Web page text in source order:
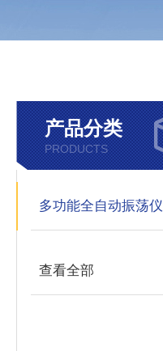
产品分类
PRODUCTS
多功能全自动振荡仪
查看全部